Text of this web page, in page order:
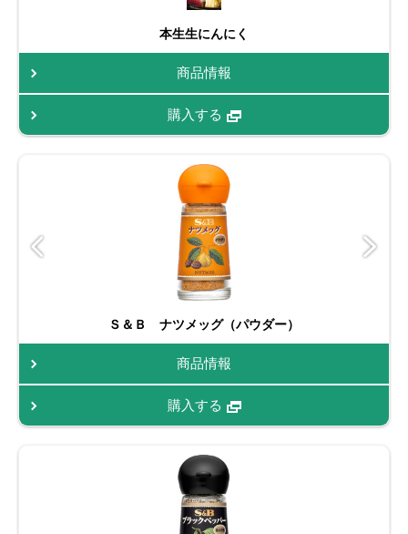
本生生にんにく
商品情報
購入する
Ｓ＆Ｂ ナツメッグ（パウダー）
商品情報
購入する